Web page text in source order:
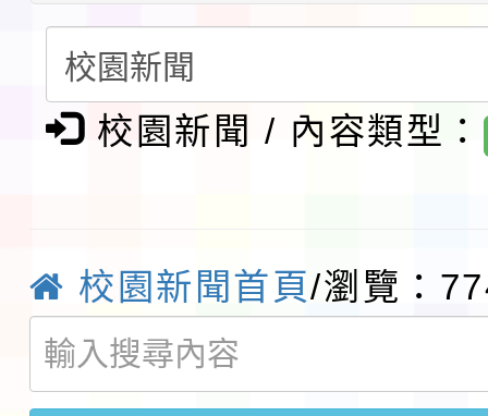
會」之「藝術教育日」
檢送桃園市115學年度
及師生本土語及新住民
115年食農教育專業人
速演練執行計畫」
「115年金融知識線上
法」
本校115學年度第1學
第3次招考代課鐘點教
檢送「桃園市115學年
校園新聞 / 內容類型：
校園新聞首頁/瀏覽：